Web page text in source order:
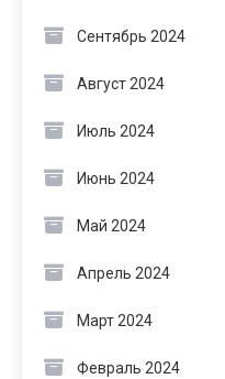
Сентябрь 2024
Август 2024
Июль 2024
Июнь 2024
Май 2024
Апрель 2024
Март 2024
Февраль 2024